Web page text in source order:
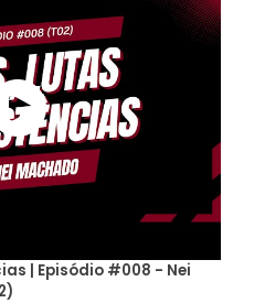
| Episódio #008 - Nei